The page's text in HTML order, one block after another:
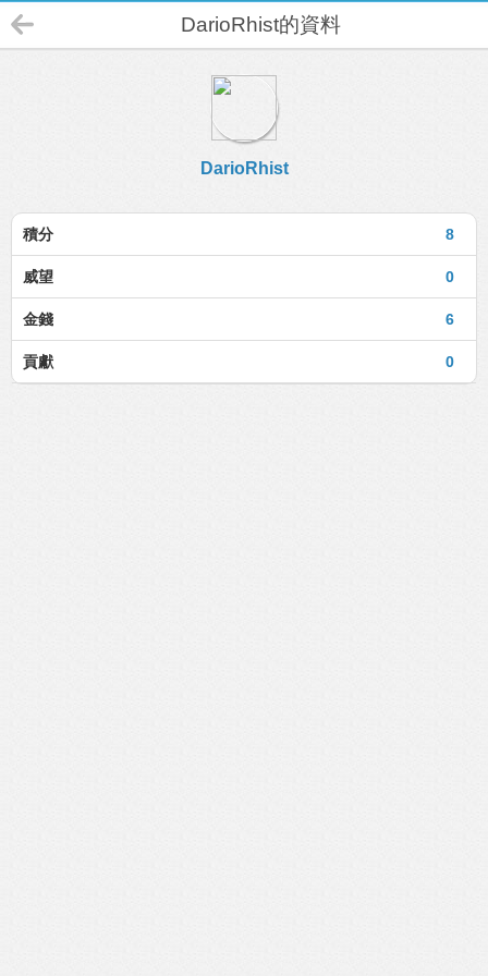
DarioRhist的資料
DarioRhist
8
積分
0
威望
6
金錢
0
貢獻